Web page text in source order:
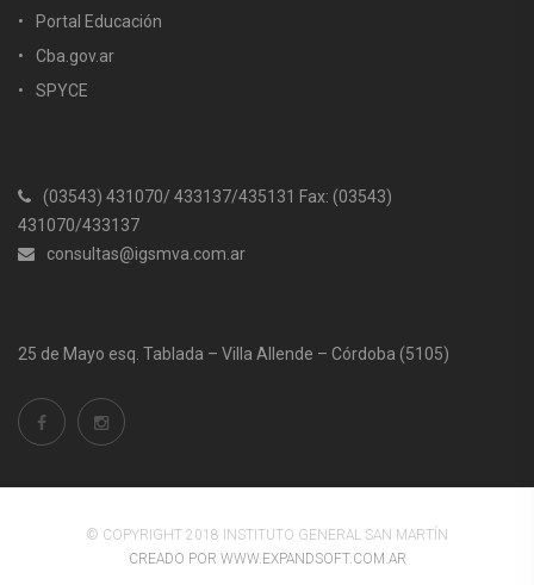
Portal Educación
Cba.gov.ar
SPYCE
(03543) 431070/ 433137/435131 Fax: (03543)
431070/433137
consultas@igsmva.com.ar
25 de Mayo esq. Tablada – Villa Allende – Córdoba (5105)
© COPYRIGHT 2018 INSTITUTO GENERAL SAN MARTÍN
CREADO POR WWW.EXPANDSOFT.COM.AR